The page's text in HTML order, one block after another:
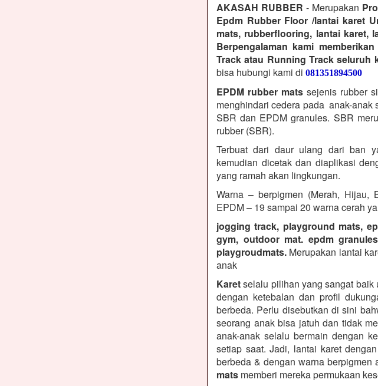
AKASAH RUBBER - Merupakan
Epdm Rubber Floor /lantai karet
mats, rubberflooring, lantai karet,
Berpengalaman kami
Track atau Running Track seluruh
bisa hubungi kami di 081351894500
EPDM rubber matssejenis rubber
menghindari cedera pada anak-anak
SBR dan EPDM granules. SBR
rubber (SBR).
Terbuat dari daur ulang dari ban
kemudian dicetak dan diaplikasi
yang ramah akan lingkungan.
Warna – berpigmen (Merah, Hijau,
EPDM – 19 sampai 20 warna cerah
jogging track, playground mats,
gym, outdoor mat. epdm
playgroudmats. Merupakan lantai
anak
Karetselalu pilihan yang sangat baik
dengan ketebalan dan profil
berbeda. Perlu disebutkan di sini
seorang anak bisa jatuh dan tidak
anak-anak selalu bermain dengan
setiap saat. Jadi, lantai karet
berbeda & dengan warna berpigmen
mats memberi mereka permukaan